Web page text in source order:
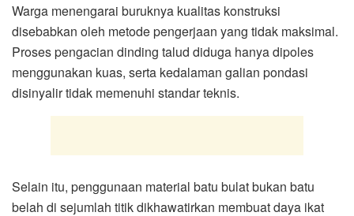
Warga menengarai buruknya kualitas konstruksi
disebabkan oleh metode pengerjaan yang tidak maksimal.
Proses pengacian dinding talud diduga hanya dipoles
menggunakan kuas, serta kedalaman galian pondasi
disinyalir tidak memenuhi standar teknis.
Selain itu, penggunaan material batu bulat bukan batu
belah di sejumlah titik dikhawatirkan membuat daya ikat